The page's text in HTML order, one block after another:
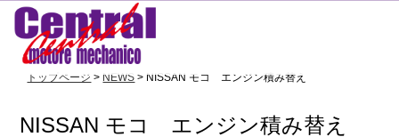
トップページ > NEWS > NISSAN モコ エンジン積み替え
NISSAN モコ エンジン積み替え